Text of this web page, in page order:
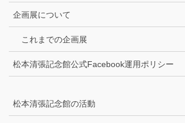
企画展について
これまでの企画展
松本清張記念館公式Facebook運用ポリシー
松本清張記念館の活動